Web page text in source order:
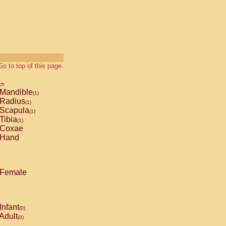
to top of this page.
Mandible(1)
Radius(1)
Scapula(1)
Tibia(1)
Coxae
Hand
Female
Infant(0)
(0)